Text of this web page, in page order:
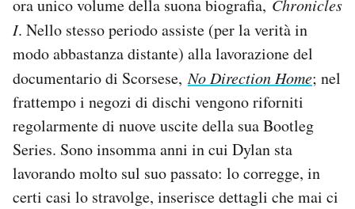
ora unico volume della suona biografia, Chronicles
I. Nello stesso periodo assiste (per la verità in
modo abbastanza distante) alla lavorazione del
documentario di Scorsese,No Direction Home; nel
frattempo i negozi di dischi vengono riforniti
regolarmente di nuove uscite della sua Bootleg
Series. Sono insomma anni in cui Dylan sta
lavorando molto sul suo passato: lo corregge, in
certi casi lo stravolge, inserisce dettagli che mai ci